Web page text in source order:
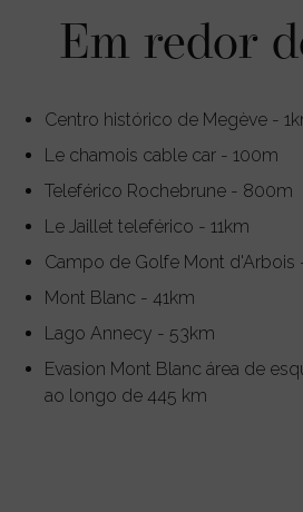
Em redor
Centro histórico de Megève -
Le chamois cable car - 100m
Teleférico Rochebrune - 800m
Le Jaillet teleférico - 11km
Campo de Golfe Mont d'Arbois
Mont Blanc - 41km
Lago Annecy - 53km
Evasion Mont Blanc área de
ao longo de 445 km